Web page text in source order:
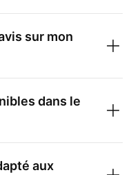
sur mon
dans le
aux